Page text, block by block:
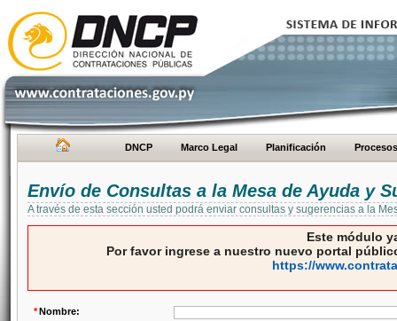
DNCP Marco Legal Planificación Procesos
Envío de Consultas a la Mesa de Ayuda y
A través de esta sección usted podrá enviar consultas y sugerencias a la
Este módulo
Por favor ingrese a nuestro nuevo portal
https://
*Nombre: